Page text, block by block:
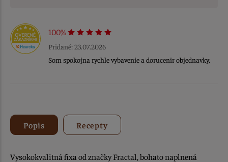
100%
Pridané: 23.07.2026
Som spokojna rychle vybavenie a dorucenir objednavky,
Popis Recepty
Vysokokvalitná fixa od značky Fractal, bohato naplnená